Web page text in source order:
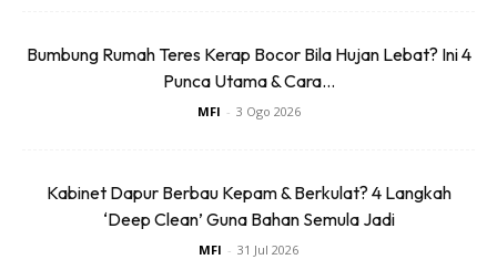
Bumbung Rumah Teres Kerap Bocor Bila Hujan Lebat? Ini 4
Punca Utama & Cara...
MFI - 3 Ogo 2026
Kabinet Dapur Berbau Kepam & Berkulat? 4 Langkah
‘Deep Clean’ Guna Bahan Semula Jadi
MFI - 31 Jul 2026